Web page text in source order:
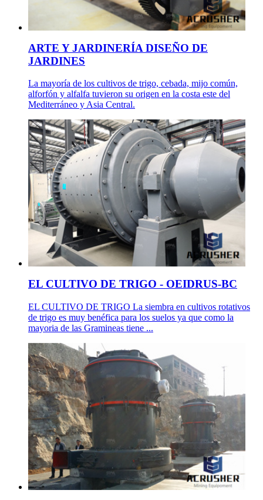
ARTE Y JARDINERÍA DISEÑO DE
JARDINES
La mayoría de los cultivos de trigo, cebada, mijo común,
alforfón y alfalfa tuvieron su origen en la costa este del
Mediterráneo y Asia Central.
EL CULTIVO DE TRIGO - OEIDRUS-BC
EL CULTIVO DE TRIGO La siembra en cultivos rotativos
de trigo es muy benéfica para los suelos ya que como la
mayoria de las Gramineas tiene ...